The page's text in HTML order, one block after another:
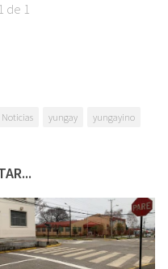
de 1
Noticias yungay yungayino